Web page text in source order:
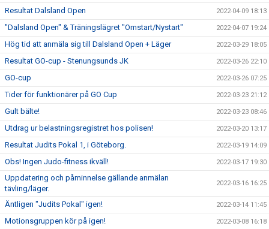
Resultat Dalsland Open 2022-04-09 18:13
"Dalsland Open" & Träningslägret "Omstart/Nystart" 2022-04-07 19:24
Hög tid att anmäla sig till Dalsland Open + Läger 2022-03-29 18:05
Resultat GO-cup - Stenungsunds JK 2022-03-26 22:10
GO-cup 2022-03-26 07:25
Tider för funktionärer på GO Cup 2022-03-23 21:12
Gult bälte! 2022-03-23 08:46
Utdrag ur belastningsregistret hos polisen! 2022-03-20 13:17
Resultat Judits Pokal 1, i Göteborg. 2022-03-19 14:09
Obs! Ingen Judo-fitness ikväll! 2022-03-17 19:30
Uppdatering och påminnelse gällande anmälan
tävling/läger.
2022-03-16 16:25
Äntligen "Judits Pokal" igen! 2022-03-14 11:45
Motionsgruppen kör på igen! 2022-03-08 16:18